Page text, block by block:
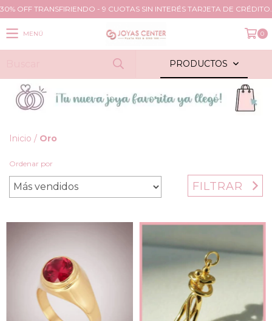
30% OFF TRANSFIRIENDO - 9 CUOTAS SIN INTERÉS TARJETA DE CRÉDITO.
MENÚ 0
PRODUCTOS
Inicio / Oro
Ordenar por
FILTRAR